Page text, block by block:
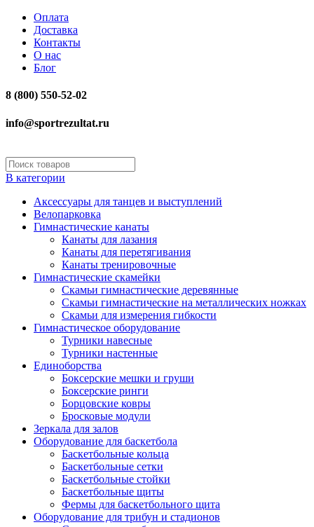
Оплата
Доставка
Контакты
О нас
Блог
8 (800) 550-52-02
info@sportrezultat.ru
В категории
Аксессуары для танцев и выступлений
Велопарковка
Гимнастические канаты
Канаты для лазания
Канаты для перетягивания
Канаты тренировочные
Гимнастические скамейки
Скамьи гимнастические деревянные
Скамьи гимнастические на металлических ножках
Скамьи для измерения гибкости
Гимнастическое оборудование
Турники навесные
Турники настенные
Единоборства
Боксерские мешки и груши
Боксерские ринги
Борцовские ковры
Бросковые модули
Зеркала для залов
Оборудование для баскетбола
Баскетбольные кольца
Баскетбольные сетки
Баскетбольные стойки
Баскетбольные щиты
Фермы для баскетбольного щита
Оборудование для трибун и стадионов